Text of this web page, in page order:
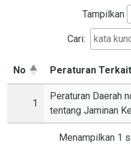
Tampilkan
Cari:
No Peraturan Terkait
1
Peraturan Daerah
tentang Jaminan
Menampilkan 1